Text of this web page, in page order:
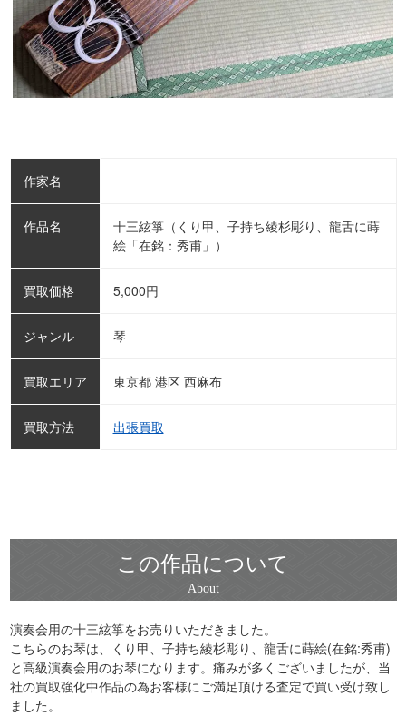
作家名
作品名
十三絃箏（くり甲、子持ち綾杉彫り、龍舌に蒔
絵「在銘：秀甫」）
買取価格 5,000円
ジャンル 琴
買取エリア 東京都 港区 西麻布
買取方法 出張買取
この作品について
演奏会用の十三絃箏をお売りいただきました。
こちらのお琴は、くり甲、子持ち綾杉彫り、龍舌に蒔絵(在銘:秀甫)
と高級演奏会用のお琴になります。痛みが多くございましたが、当
社の買取強化中作品の為お客様にご満足頂ける査定で買い受け致し
ました。